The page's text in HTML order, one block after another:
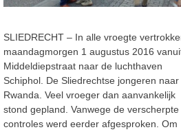
SLIEDRECHT – In alle vroegte
maandagmorgen 1 augustus 2016
Middeldiepstraat naar de luchthaven
Schiphol. De Sliedrechtse jongeren naar
Rwanda. Veel vroeger dan aanvankelijk
stond gepland. Vanwege de verscherpte
controles werd eerder afgesproken. Om